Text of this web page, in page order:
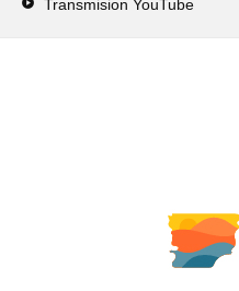
Transmision YouTube